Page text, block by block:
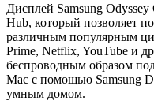
Дисплей Samsung
Hub, который позволяет
различным популярным
Prime, Netflix, YouTube и
беспроводным образом
Mac с помощью Samsung
умным домом.